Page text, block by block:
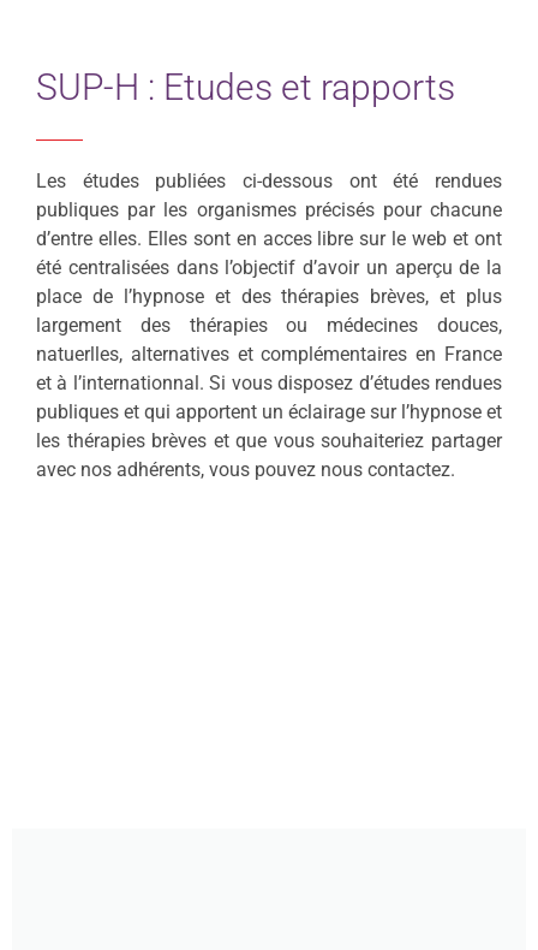
SUP-H : Etudes et rapports
Les études publiées ci-dessous ont été rendues
publiques par les organismes précisés pour chacune
d’entre elles. Elles sont en acces libre sur le web et ont
été centralisées dans l’objectif d’avoir un aperçu de la
place de l’hypnose et des thérapies brèves, et plus
largement des thérapies ou médecines douces,
natuerlles, alternatives et complémentaires en France
et à l’internationnal. Si vous disposez d’études rendues
publiques et qui apportent un éclairage sur l’hypnose et
les thérapies brèves et que vous souhaiteriez partager
avec nos adhérents, vous pouvez nous contactez.